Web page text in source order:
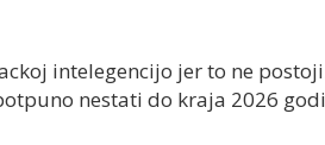
intelegencijo jer to ne
nestati do kraja 2026